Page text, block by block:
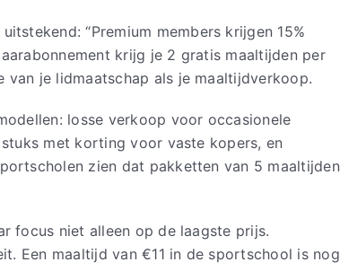
“Premium members krijgen 15%
krijg je 2 gratis maaltijden per
van je lidmaatschap als je maaltijdverkoop.
losse verkoop voor occasionele
met korting voor vaste kopers, en
zien dat pakketten van 5 maaltijden
focus niet alleen op de laagste prijs.
Een maaltijd van €11 in de sportschool is nog